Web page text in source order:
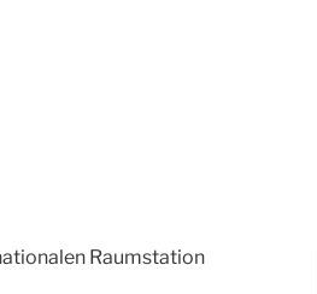
Raumstation